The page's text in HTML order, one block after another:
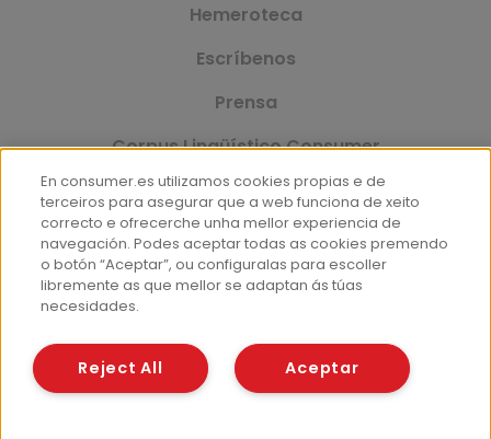
Hemeroteca
Escríbenos
Prensa
Corpus Lingüístico Consumer
© Fundación EROSKI
Aviso legalPolítica de protección de datos
Política de cookies
En consumer.es utilizamos cookies propias e de
terceiros para asegurar que a web funciona de xeito
correcto e ofrecerche unha mellor experiencia de
navegación. Podes aceptar todas as cookies premendo
o botón “Aceptar”, ou configuralas para escoller
libremente as que mellor se adaptan ás túas
necesidades.
Aceptar
Reject All